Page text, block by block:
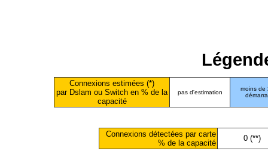
Connexions estimées (*)
par Dslam ou Switch en % de la
capacité
pas d'estimation
moins de
Connexions détectées par carte
% de la capacité
0 (**)